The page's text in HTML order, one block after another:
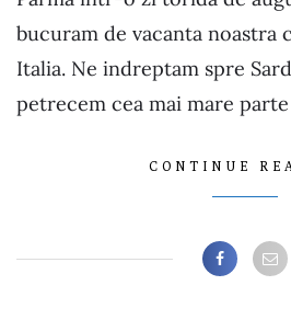
bucuram de vacanta noastra
Italia. Ne indreptam spre
petrecem cea mai mare
CONTINUE